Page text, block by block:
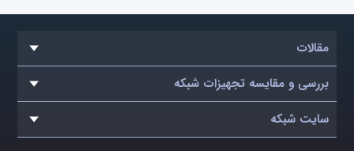
مقالات
بررسی و مقایسه تجهیزات شبکه
سایت شبکه